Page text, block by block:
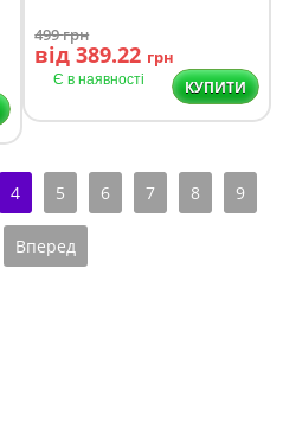
499грн
від 389.22 грн
Є в наявності КУПИТИ
4 5 6 7 8 9
Вперед